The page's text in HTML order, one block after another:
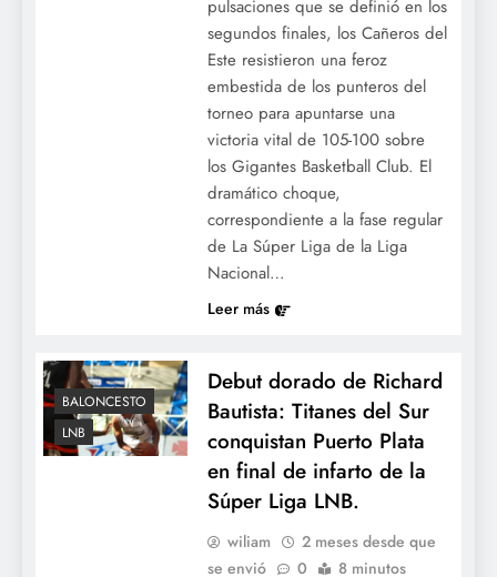
pulsaciones que se definió en los
segundos finales, los Cañeros del
Este resistieron una feroz
embestida de los punteros del
torneo para apuntarse una
victoria vital de 105-100 sobre
los Gigantes Basketball Club. El
dramático choque,
correspondiente a la fase regular
de La Súper Liga de la Liga
Nacional…
Leer más
BALONCESTO
LNB
Debut dorado de Richard
Bautista: Titanes del Sur
conquistan Puerto Plata
en final de infarto de la
Súper Liga LNB.
wiliam
2 meses desde que
se envió
0 8 minutos